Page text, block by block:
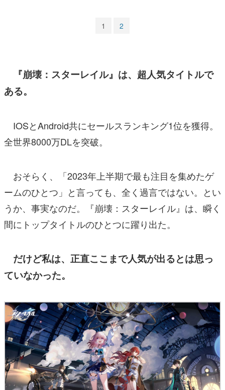
1 2
『崩壊：スターレイル』は、超人気タイトルで
ある。
IOSとAndroid共にセールスランキング1位を獲得。
全世界8000万DLを突破。
おそらく、「2023年上半期で最も注目を集めたゲ
ームのひとつ」と言っても、全く過言ではない。とい
うか、事実なのだ。『崩壊：スターレイル』は、瞬く
間にトップタイトルのひとつに躍り出た。
だけど私は、正直ここまで人気が出るとは思っ
ていなかった。